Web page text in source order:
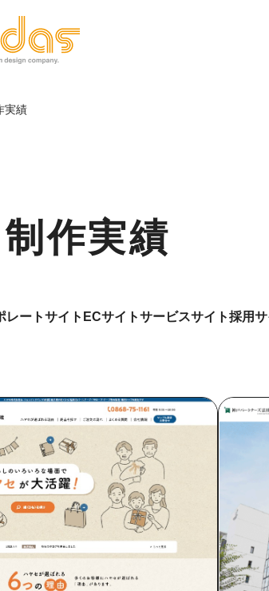
メンバー紹介お見積もりについて プライバ
実績
制作実績
レートサイト ECサイトサービスサイト採用サ